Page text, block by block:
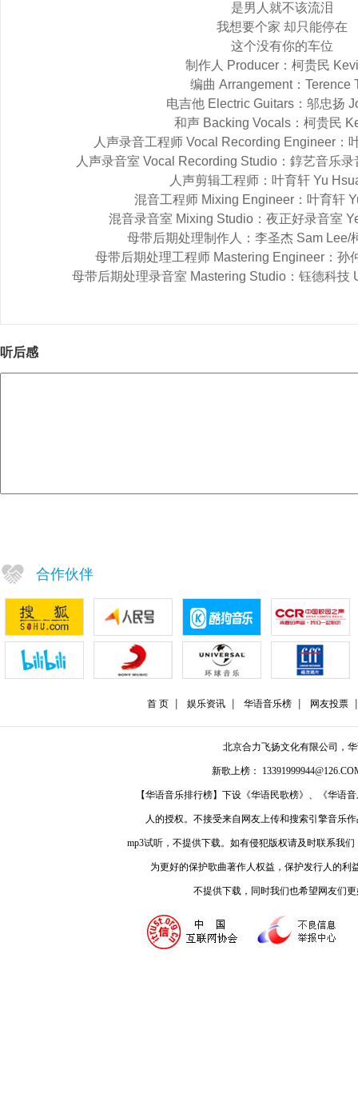
是男人就不该流泪
我想要个家 却只能停在
这个没有你的车位
制作人 Producer：柯贵民
编曲 Arrangement：Terence
电吉他 Electric Guitars：邬忠扬
和声 Backing Vocals：柯贵民
人声录音工程师 Vocal Recording Engineer：
人声录音室 Vocal Recording Studio：錞艺音乐
人声剪辑工程师：叶育轩 Yu
混音工程师 Mixing Engineer：叶育轩
混音录音室 Mixing Studio：夜正好录音室
母带后期处理制作人：李圣杰 Sam Lee/
母带后期处理工程师 Mastering Engineer：孙
母带后期处理录音室 Mastering Studio：钰德科技
听后感
合作伙伴
首 页 娱乐资讯 华语音乐榜 网友投票
北京合力飞扬文化有限公司，
新歌上榜：
【华语音乐排行榜】下设《华语民歌榜》、《华语
人的授权。不接受来自网友上传和搜索引擎音乐
mp3试听，不提供下载。如有侵犯版权请及时联系我
为更好的保护歌曲著作人权益，保护发行人的
不提供下载，同时我们也希望网友们